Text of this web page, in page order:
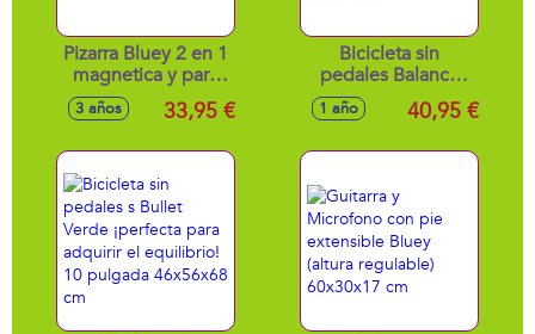
Pizarra Bluey 2 en 1
magnetica y para
tizas 37x32x98 cm
Incluye 12
3 años 33,95 €
Bicicleta sin
pedales Balance
Bike Flat Track con
ruedas
1 año 40,95 €